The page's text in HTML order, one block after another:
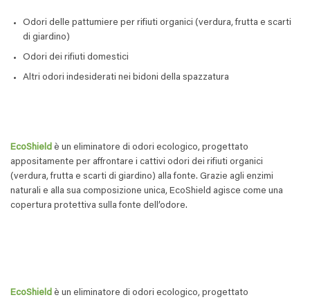
Odori delle pattumiere per rifiuti organici (verdura, frutta e scarti
di giardino)
Odori dei rifiuti domestici
Altri odori indesiderati nei bidoni della spazzatura
EcoShield è un eliminatore di odori ecologico, progettato
appositamente per affrontare i cattivi odori dei rifiuti organici
(verdura, frutta e scarti di giardino) alla fonte. Grazie agli enzimi
naturali e alla sua composizione unica, EcoShield agisce come una
copertura protettiva sulla fonte dell’odore.
EcoShield è un eliminatore di odori ecologico, progettato